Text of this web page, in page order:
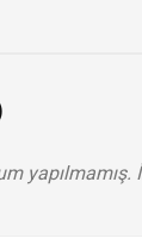
yapılmamış.